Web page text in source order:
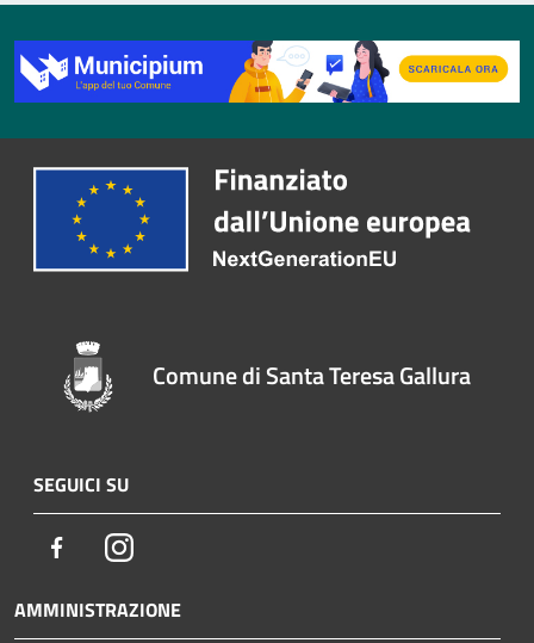
Comune di Santa Teresa Gallura
SEGUICI SU
FacebookInstagram
AMMINISTRAZIONE